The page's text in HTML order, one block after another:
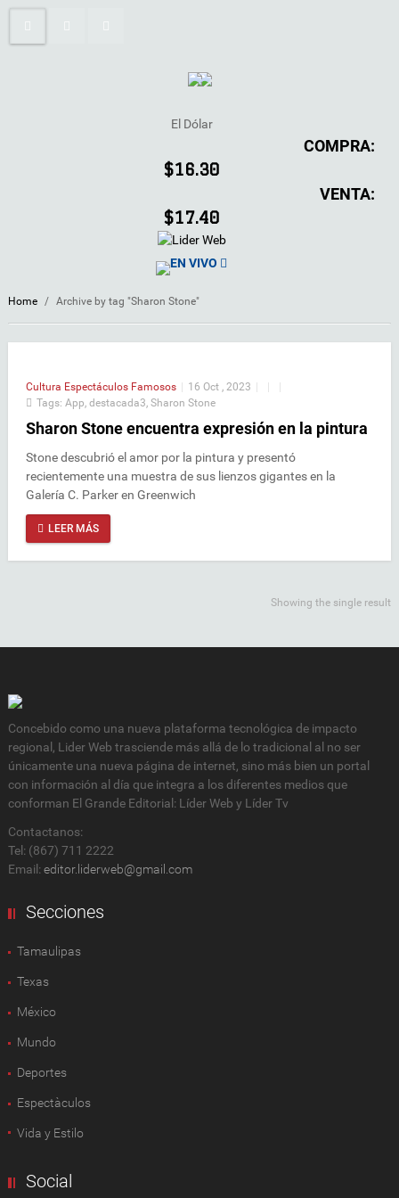
El Dólar
COMPRA:
$16.30
VENTA:
$17.40
EN VIVO
Home / Archive by tag "Sharon Stone"
Cultura Espectáculos Famosos | 16 Oct , 2023 | |
|
Tags: App destacada3 Sharon Stone
Sharon Stone encuentra expresión en la pintura
Stone descubrió el amor por la pintura y presentó
recientemente una muestra de sus lienzos gigantes en la
Galería C. Parker en Greenwich
LEER MÁS
Showing the single result
Concebido como una nueva plataforma tecnológica de impacto
regional, Lider Web trasciende más allá de lo tradicional al no ser
únicamente una nueva página de internet, sino más bien un portal
con información al día que integra a los diferentes medios que
conforman El Grande Editorial: Líder Web y Líder Tv
Contactanos:
Tel: (867) 711 2222
Email: editor.liderweb@gmail.com
Secciones
Tamaulipas
Texas
México
Mundo
Deportes
Espectàculos
Vida y Estilo
Social